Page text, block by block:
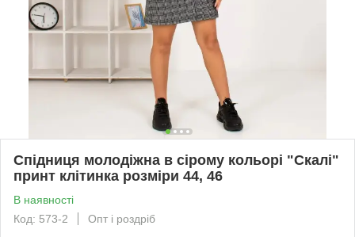
Спідниця молодіжна в сірому кольорі "Скалі"
принт клітинка розміри 44, 46
В наявності
Код: 573-2
Опт і роздріб